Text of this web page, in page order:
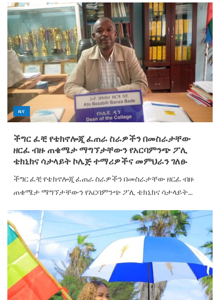
ዜና
ችግር ፈቺ የቴክኖሎጂ ፈጠራ ስራዎችን በመስራታቸው
ዘርፈ ብዙ ጠቄሜታ ማግኘታቸውን የአርባምንጭ ፖሊ
ቴክኒክና ሳታላይት ኮሌጅ ተማሪዎችና መምህራን ገለፁ
ችግር ፈቺ የቴክኖሎጂ ፈጠራ ስራዎችን በመስራታቸው ዘርፈ ብዙ
ጠቄሜታ ማግኘታቸውን የአርባምንጭ ፖሊ ቴክኒክና ሳታላይት...